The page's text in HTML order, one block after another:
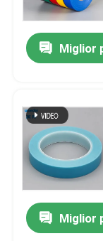
Miglior
Miglior